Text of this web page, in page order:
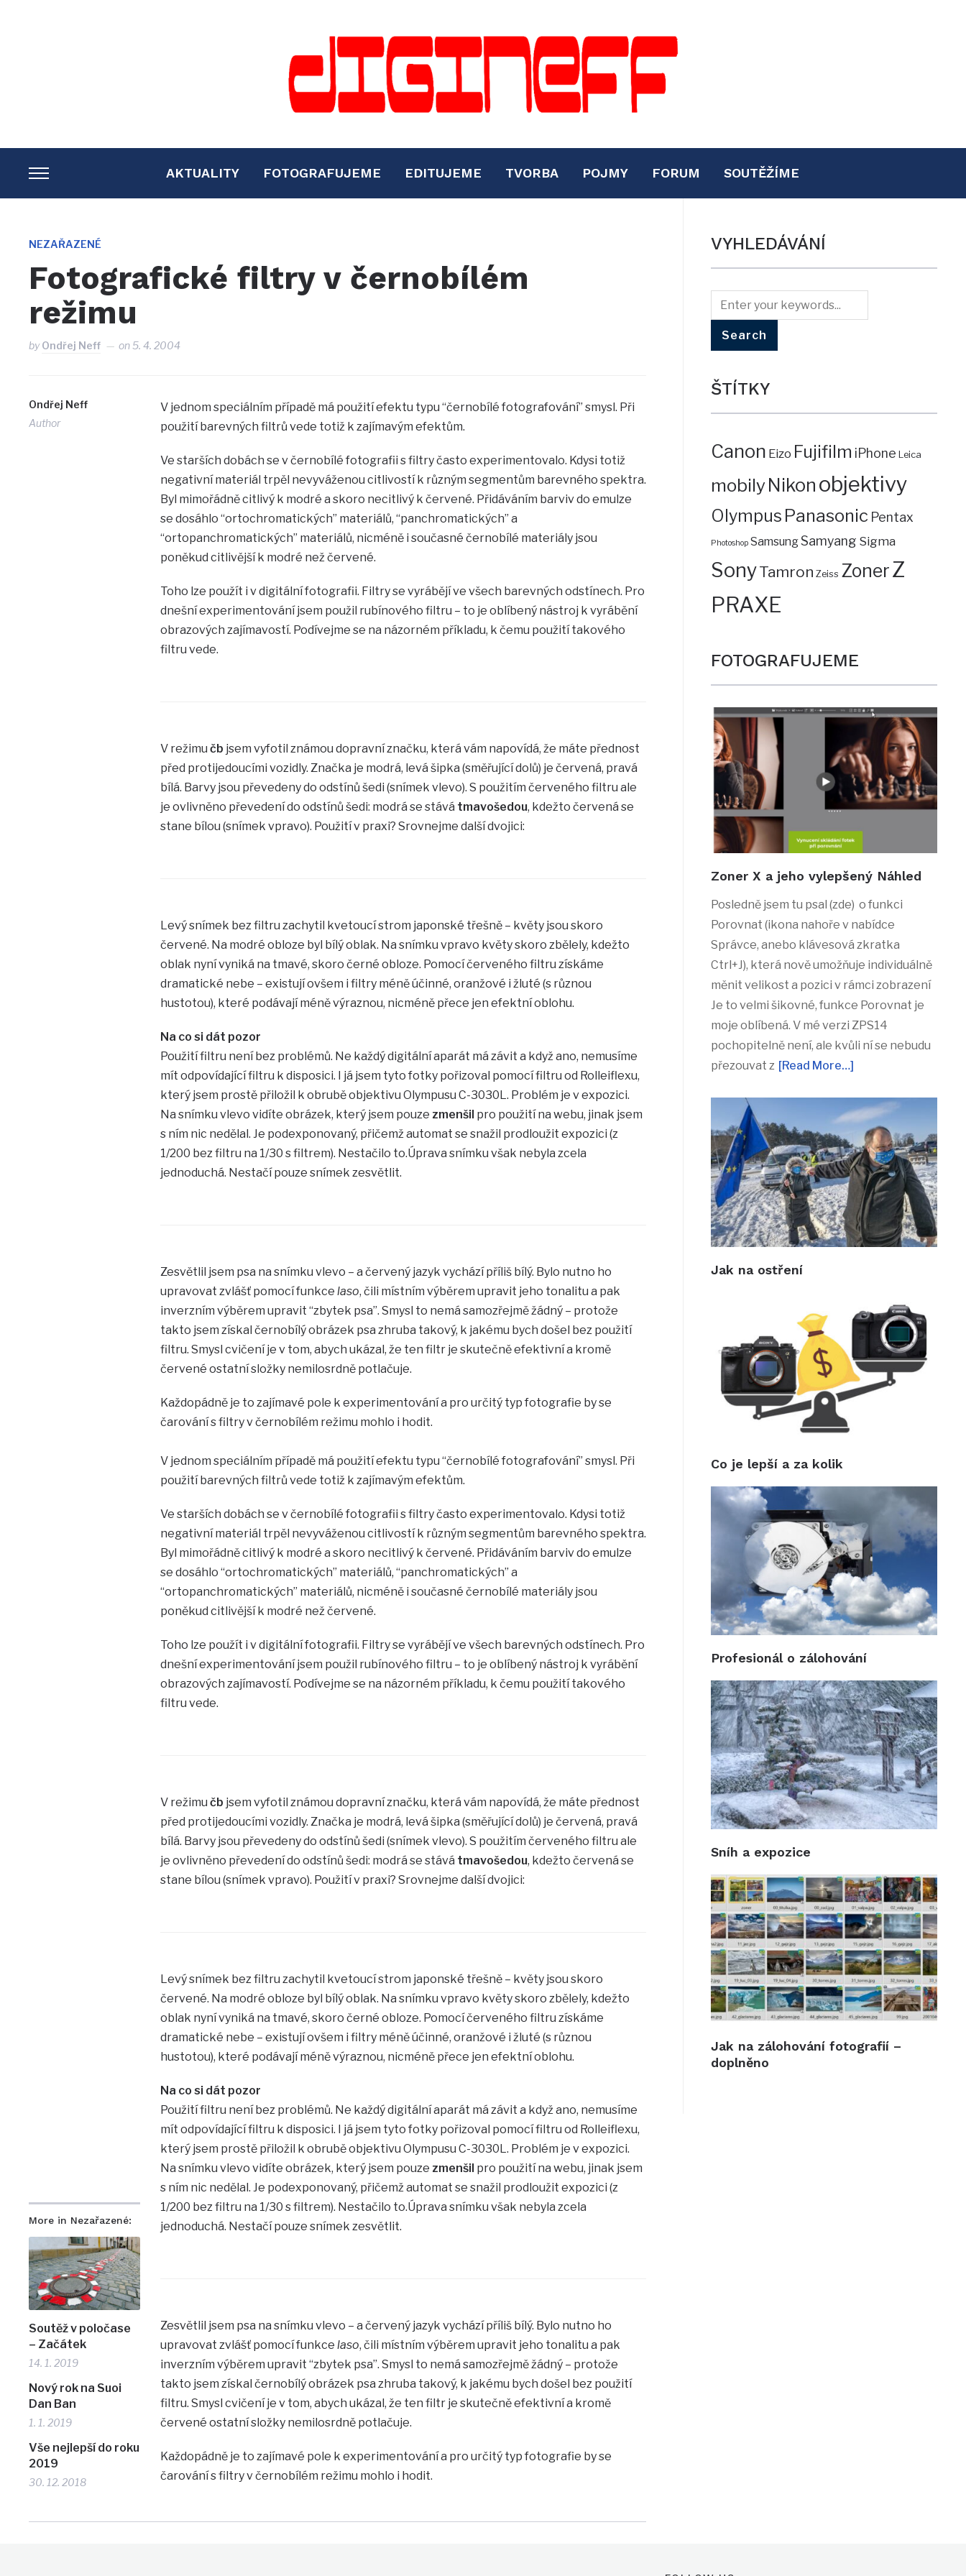
TOGGLE
SIDEBAR
NAVIGATION
AKTUALITY FOTOGRAFUJEME EDITUJEME TVORBA POJMY FORUM SOUTĚŽÍME
NEZAŘAZENÉ
Fotografické filtry v černobílém
režimu
byOndřej Neff on5. 4. 2004
Ondřej Neff
Author
More in Nezařazené:
Soutěž v poločase
– Začátek
14. 1. 2019
Nový rok na Suoi
Dan Ban
1. 1. 2019
Vše nejlepší do roku
2019
30. 12. 2018
V jednom speciálním případě má použití efektu typu “černobílé fotografování” smysl. Při
použití barevných filtrů vede totiž k zajímavým efektům.
Ve starších dobách se v černobílé fotografii s filtry často experimentovalo. Kdysi totiž
negativní materiál trpěl nevyváženou citlivostí k různým segmentům barevného spektra.
Byl mimořádně citlivý k modré a skoro necitlivý k červené. Přidáváním barviv do emulze
se dosáhlo “ortochromatických” materiálů, “panchromatických” a
“ortopanchromatických” materiálů, nicméně i současné černobílé materiály jsou
poněkud citlivější k modré než červené.
Toho lze použít i v digitální fotografii. Filtry se vyrábějí ve všech barevných odstínech. Pro
dnešní experimentování jsem použil rubínového filtru – to je oblíbený nástroj k vyrábění
obrazových zajímavostí. Podívejme se na názorném příkladu, k čemu použití takového
filtru vede.
V režimu čb jsem vyfotil známou dopravní značku, která vám napovídá, že máte přednost
před protijedoucími vozidly. Značka je modrá, levá šipka (směřující dolů) je červená, pravá
bílá. Barvy jsou převedeny do odstínů šedi (snímek vlevo). S použitím červeného filtru ale
je ovlivněno převedení do odstínů šedi: modrá se stává tmavošedou, kdežto červená se
stane bílou (snímek vpravo). Použití v praxi? Srovnejme další dvojici:
Levý snímek bez filtru zachytil kvetoucí strom japonské třešně – květy jsou skoro
červené. Na modré obloze byl bílý oblak. Na snímku vpravo květy skoro zbělely, kdežto
oblak nyní vyniká na tmavé, skoro černé obloze. Pomocí červeného filtru získáme
dramatické nebe – existují ovšem i filtry méně účinné, oranžové i žluté (s různou
hustotou), které podávají méně výraznou, nicméně přece jen efektní oblohu.
Na co si dát pozor
Použití filtru není bez problémů. Ne každý digitální aparát má závit a když ano, nemusíme
mít odpovídající filtru k disposici. I já jsem tyto fotky pořizoval pomocí filtru od Rolleiflexu,
který jsem prostě přiložil k obrubě objektivu Olympusu C-3030L. Problém je v expozici.
Na snímku vlevo vidíte obrázek, který jsem pouze zmenšilpro použití na webu, jinak jsem
s ním nic nedělal. Je podexponovaný, přičemž automat se snažil prodloužit expozici (z
1/200 bez filtru na 1/30 s filtrem). Nestačilo to.Úprava snímku však nebyla zcela
jednoduchá. Nestačí pouze snímek zesvětlit.
Zesvětlil jsem psa na snímku vlevo – a červený jazyk vychází příliš bílý. Bylo nutno ho
upravovat zvlášť pomocí funkce laso, čili místním výběrem upravit jeho tonalitu a pak
inverzním výběrem upravit “zbytek psa”. Smysl to nemá samozřejmě žádný – protože
takto jsem získal černobílý obrázek psa zhruba takový, k jakému bych došel bez použití
filtru. Smysl cvičení je v tom, abych ukázal, že ten filtr je skutečně efektivní a kromě
červené ostatní složky nemilosrdně potlačuje.
Každopádně je to zajímavé pole k experimentování a pro určitý typ fotografie by se
čarování s filtry v černobílém režimu mohlo i hodit.
V jednom speciálním případě má použití efektu typu “černobílé fotografování” smysl. Při
použití barevných filtrů vede totiž k zajímavým efektům.
Ve starších dobách se v černobílé fotografii s filtry často experimentovalo. Kdysi totiž
negativní materiál trpěl nevyváženou citlivostí k různým segmentům barevného spektra.
Byl mimořádně citlivý k modré a skoro necitlivý k červené. Přidáváním barviv do emulze
se dosáhlo “ortochromatických” materiálů, “panchromatických” a
“ortopanchromatických” materiálů, nicméně i současné černobílé materiály jsou
poněkud citlivější k modré než červené.
Toho lze použít i v digitální fotografii. Filtry se vyrábějí ve všech barevných odstínech. Pro
dnešní experimentování jsem použil rubínového filtru – to je oblíbený nástroj k vyrábění
obrazových zajímavostí. Podívejme se na názorném příkladu, k čemu použití takového
filtru vede.
V režimu čb jsem vyfotil známou dopravní značku, která vám napovídá, že máte přednost
před protijedoucími vozidly. Značka je modrá, levá šipka (směřující dolů) je červená, pravá
bílá. Barvy jsou převedeny do odstínů šedi (snímek vlevo). S použitím červeného filtru ale
je ovlivněno převedení do odstínů šedi: modrá se stává tmavošedou, kdežto červená se
stane bílou (snímek vpravo). Použití v praxi? Srovnejme další dvojici:
Levý snímek bez filtru zachytil kvetoucí strom japonské třešně – květy jsou skoro
červené. Na modré obloze byl bílý oblak. Na snímku vpravo květy skoro zbělely, kdežto
oblak nyní vyniká na tmavé, skoro černé obloze. Pomocí červeného filtru získáme
dramatické nebe – existují ovšem i filtry méně účinné, oranžové i žluté (s různou
hustotou), které podávají méně výraznou, nicméně přece jen efektní oblohu.
Na co si dát pozor
Použití filtru není bez problémů. Ne každý digitální aparát má závit a když ano, nemusíme
mít odpovídající filtru k disposici. I já jsem tyto fotky pořizoval pomocí filtru od Rolleiflexu,
který jsem prostě přiložil k obrubě objektivu Olympusu C-3030L. Problém je v expozici.
Na snímku vlevo vidíte obrázek, který jsem pouze zmenšilpro použití na webu, jinak jsem
s ním nic nedělal. Je podexponovaný, přičemž automat se snažil prodloužit expozici (z
1/200 bez filtru na 1/30 s filtrem). Nestačilo to.Úprava snímku však nebyla zcela
jednoduchá. Nestačí pouze snímek zesvětlit.
Zesvětlil jsem psa na snímku vlevo – a červený jazyk vychází příliš bílý. Bylo nutno ho
upravovat zvlášť pomocí funkce laso, čili místním výběrem upravit jeho tonalitu a pak
inverzním výběrem upravit “zbytek psa”. Smysl to nemá samozřejmě žádný – protože
takto jsem získal černobílý obrázek psa zhruba takový, k jakému bych došel bez použití
filtru. Smysl cvičení je v tom, abych ukázal, že ten filtr je skutečně efektivní a kromě
červené ostatní složky nemilosrdně potlačuje.
Každopádně je to zajímavé pole k experimentování a pro určitý typ fotografie by se
čarování s filtry v černobílém režimu mohlo i hodit.
VYHLEDÁVÁNÍ
ŠTÍTKY
Canon Eizo Fujifilm iPhone Leica
mobilyNikon objektivy
Olympus Panasonic Pentax
Photoshop SamsungSamyang Sigma
SonyTamron Zeiss ZonerZ
PRAXE
FOTOGRAFUJEME
Zoner X a jeho vylepšený Náhled
Posledně jsem tu psal (zde) o funkci
Porovnat (ikona nahoře v nabídce
Správce, anebo klávesová zkratka
Ctrl+J), která nově umožňuje individuálně
měnit velikost a pozici v rámci zobrazení
Je to velmi šikovné, funkce Porovnat je
moje oblíbená. V mé verzi ZPS14
pochopitelně není, ale kvůli ní se nebudu
přezouvat z [Read More…]
Jak na ostření
Co je lepší a za kolik
Profesionál o zálohování
Sníh a expozice
Jak na zálohování fotografií –
doplněno